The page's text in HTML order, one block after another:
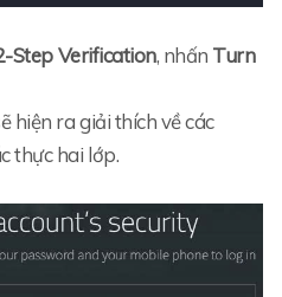
Step Verification, nhấn Turn
hiện ra giải thích về các
thực hai lớp.